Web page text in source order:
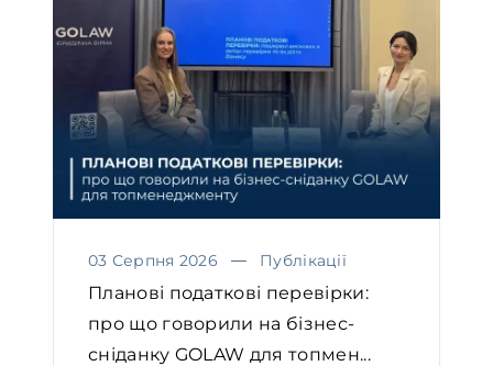
03 Серпня 2026 Публікації
Планові податкові перевірки:
про що говорили на бізнес-
сніданку GOLAW для топмен...